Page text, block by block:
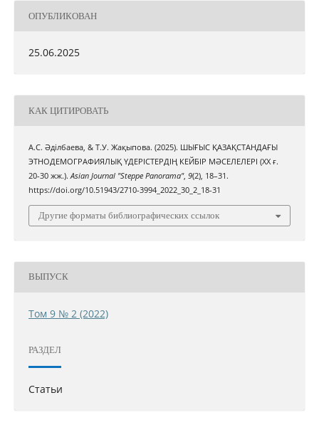
ОПУБЛИКОВАН
25.06.2025
КАК ЦИТИРОВАТЬ
А.С. Әділбаева, & Т.У. Жақыпова. (2025). ШЫҒЫС ҚАЗАҚСТАНДАҒЫ
ЭТНОДЕМОГРАФИЯЛЫҚ ҮДЕРІСТЕРДІҢ КЕЙБІР МӘСЕЛЕЛЕРІ (ХХ ғ.
20-30 жж.).Asian Journal "Steppe Panorama", 9(2), 18–31.
https://doi.org/10.51943/2710-3994_2022_30_2_18-31
Другие форматы библиографических ссылок
ВЫПУСК
Том 9 № 2 (2022)
РАЗДЕЛ
Статьи